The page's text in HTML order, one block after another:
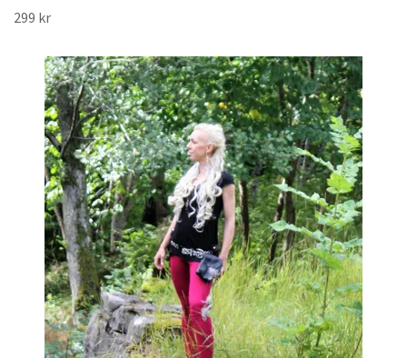
299 kr